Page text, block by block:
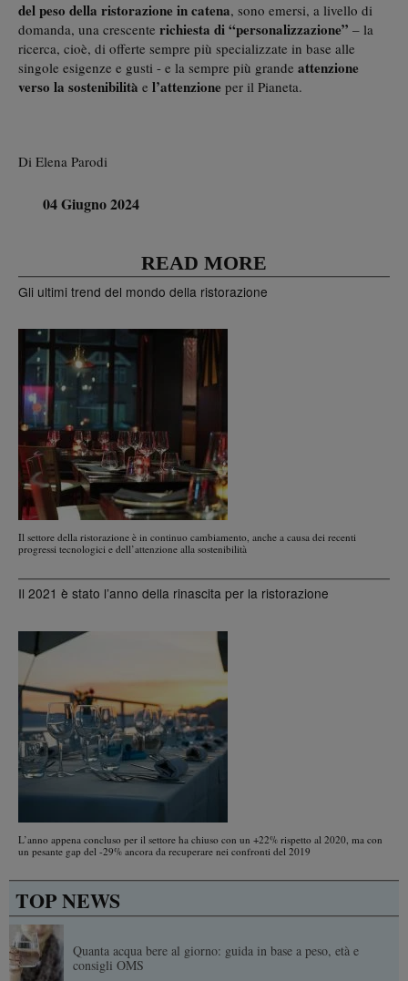
del peso della ristorazione in catena, sono emersi, a livello di
domanda, una crescente richiesta di “personalizzazione” – la
ricerca, cioè, di offerte sempre più specializzate in base alle
singole esigenze e gusti - e la sempre più grande attenzione
verso la sostenibilità e l’attenzione per il Pianeta.
Di Elena Parodi
04 Giugno 2024
READ MORE
Gli ultimi trend del mondo della ristorazione
Il settore della ristorazione è in continuo cambiamento, anche a causa dei recenti
progressi tecnologici e dell’attenzione alla sostenibilità
Il 2021 è stato l’anno della rinascita per la ristorazione
L’anno appena concluso per il settore ha chiuso con un +22% rispetto al 2020, ma con
un pesante gap del -29% ancora da recuperare nei confronti del 2019
TOP NEWS
Quanta acqua bere al giorno: guida in base a peso, età e
consigli OMS